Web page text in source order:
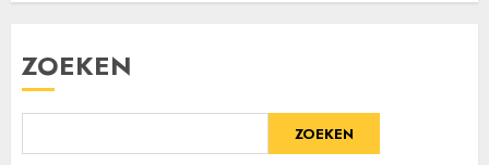
ZOEKEN
ZOEKEN